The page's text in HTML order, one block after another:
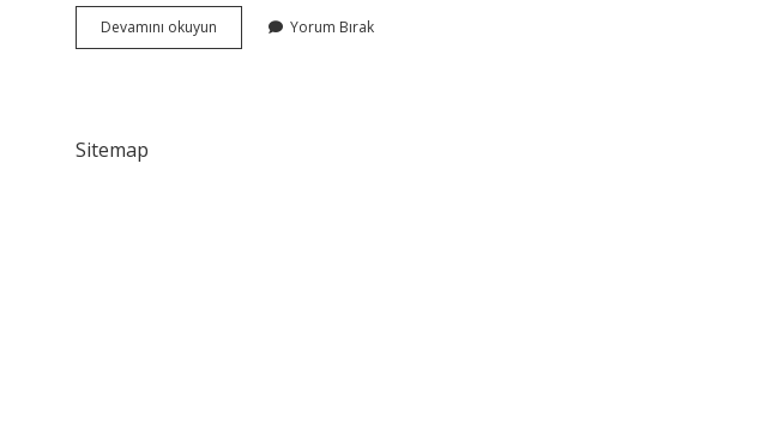
Devamını okuyun
Ne
Yorum Bırak
Sitemap